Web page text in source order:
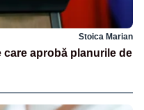
Stoica Marian
aprobă planurile de